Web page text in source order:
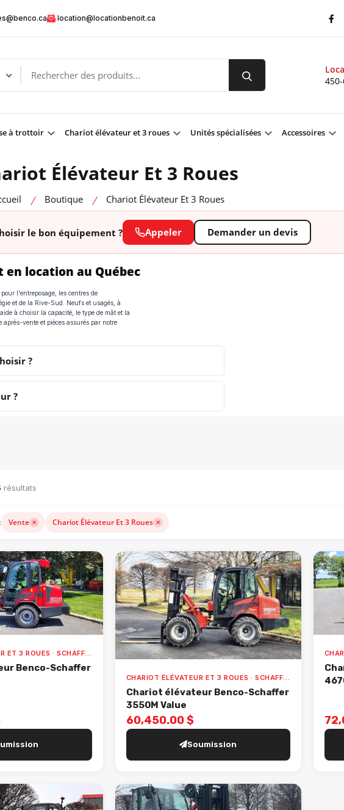
location@locationbenoit.ca
à trottoir Chariot élévateur et 3 roues Unités spécialisées Accessoires
Élévateur Et 3 Roues
Boutique Chariot Élévateur Et 3 Roues
le bon équipement ? Appeler Demander un devis
location au Québec
l'entreposage, les centres de
et de la Rive-Sud. Neufs et usagés, à
à choisir la capacité, le type de mât et la
vente et pièces assurés par notre
?
?
résultats
Vente Chariot Élévateur Et 3 Roues
CHARIOT ÉLÉVATEUR ET 3 ROUES · SCHAFFER · 4670 CONFORT+
Benco-Schaffer
Chariot élévateur Benco-Schaffer
3550M Value
60,450.00 $
Soumission